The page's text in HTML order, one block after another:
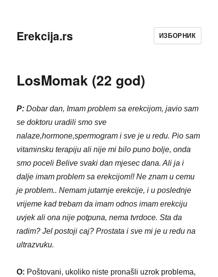
Erekcija.rs ИЗБОРНИК
LosMomak (22 god)
P: Dobar dan, Imam problem sa erekcijom, javio sam
se doktoru uradili smo sve
nalaze,hormone,spermogram i sve je u redu. Pio sam
vitaminsku terapiju ali nije mi bilo puno bolje, onda
smo poceli Belive svaki dan mjesec dana. Ali ja i
dalje imam problem sa erekcijom!! Ne znam u cemu
je problem.. Nemam jutarnje erekcije, i u poslednje
vrijeme kad trebam da imam odnos imam erekciju
uvjek ali ona nije potpuna, nema tvrdoce. Sta da
radim? Jel postoji caj? Prostata i sve mi je u redu na
ultrazvuku.
O: Poštovani, ukoliko niste pronašli uzrok problema,